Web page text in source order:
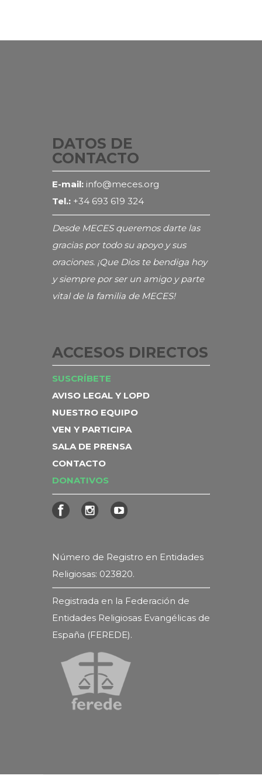
DATOS DE
CONTACTO
E-mail: info@meces.org
Tel.: +34 693 619 324
Desde MECES queremos darte las
gracias por todo su apoyo y sus
oraciones. ¡Que Dios te bendiga hoy
y siempre por ser un amigo y parte
vital de la familia de MECES!
ACCESOS DIRECTOS
SUSCRÍBETE
AVISO LEGAL Y LOPD
NUESTRO EQUIPO
VEN Y PARTICIPA
SALA DE PRENSA
CONTACTO
DONATIVOS
Número de Registro en Entidades
Religiosas: 023820.
Registrada en la Federación de
Entidades Religiosas Evangélicas de
España (FEREDE).